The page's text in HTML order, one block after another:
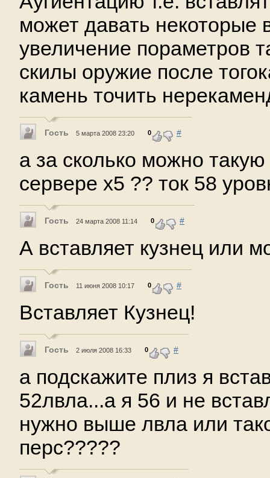
может давать некоторые
увеличение пораметров
скилы оружие после
камень точить
Гость 5 марта 2008 23:20 0 #
а за сколько можно
сервере х5 ?? ток 58
Гость 24 марта 2008 11:14 0 #
А вставляет кузнец или
Гость 11 июня 2008 10:17 0 #
Вставляет Кузнец!
Гость 2 июля 2008 16:33 0 #
а подскажите плиз я
52лвла...а я 56 и не
нужно выше лвла или
перс?????